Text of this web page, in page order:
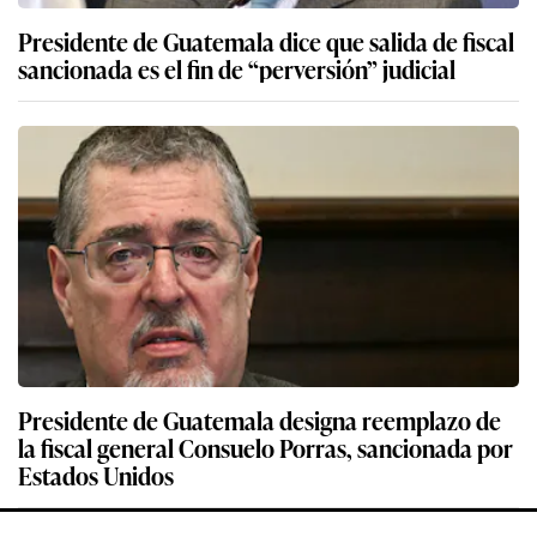
Presidente de Guatemala dice que salida de fiscal
sancionada es el fin de “perversión” judicial
Presidente de Guatemala designa reemplazo de
la fiscal general Consuelo Porras, sancionada por
Estados Unidos